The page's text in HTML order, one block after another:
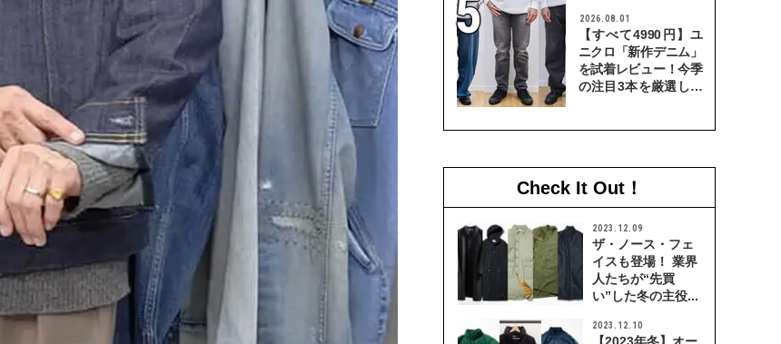
2026.08.01
【すべて4990円】ユ
ニクロ「新作デニム」
を試着レビュー！今季
の注目3本を厳選して
Check It Out！
2023.12.09
ザ・ノース・フェ
イスも登場！ 業界
人たちが“先買
い”した冬の主役...
2023.12.10